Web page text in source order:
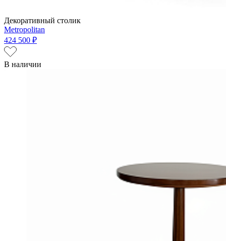
Декоративный столик
Metropolitan
424 500 ₽
В наличии